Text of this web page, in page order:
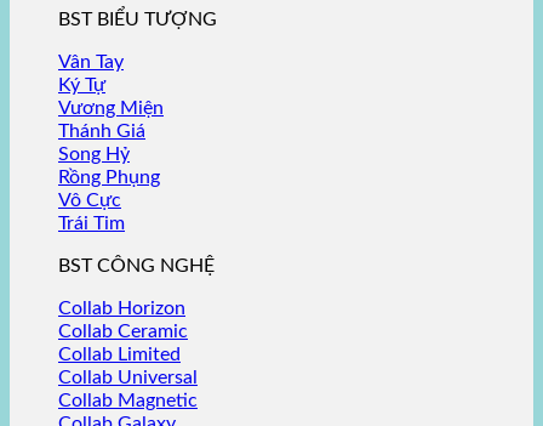
BST BIỂU TƯỢNG
Vân Tay
Ký Tự
Vương Miện
Thánh Giá
Song Hỷ
Rồng Phụng
Vô Cực
Trái Tim
BST CÔNG NGHỆ
Collab Horizon
Collab Ceramic
Collab Limited
Collab Universal
Collab Magnetic